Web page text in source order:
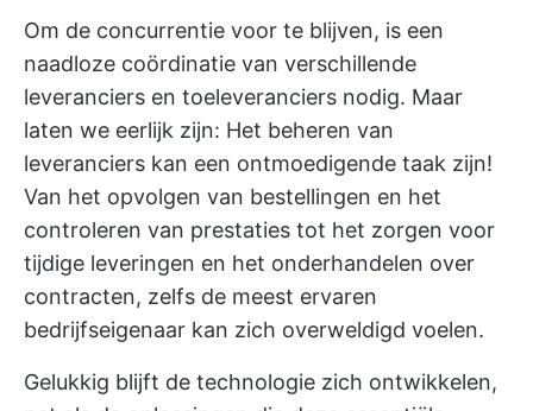
Om de concurrentie voor te blijven, is een
naadloze coördinatie van verschillende
leveranciers en toeleveranciers nodig. Maar
laten we eerlijk zijn: Het beheren van
leveranciers kan een ontmoedigende taak zijn!
Van het opvolgen van bestellingen en het
controleren van prestaties tot het zorgen voor
tijdige leveringen en het onderhandelen over
contracten, zelfs de meest ervaren
bedrijfseigenaar kan zich overweldigd voelen.
Gelukkig blijft de technologie zich ontwikkelen,